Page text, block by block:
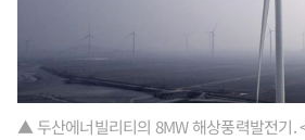
▲ 두산에너빌리티의 8MW 해상풍력발전기.